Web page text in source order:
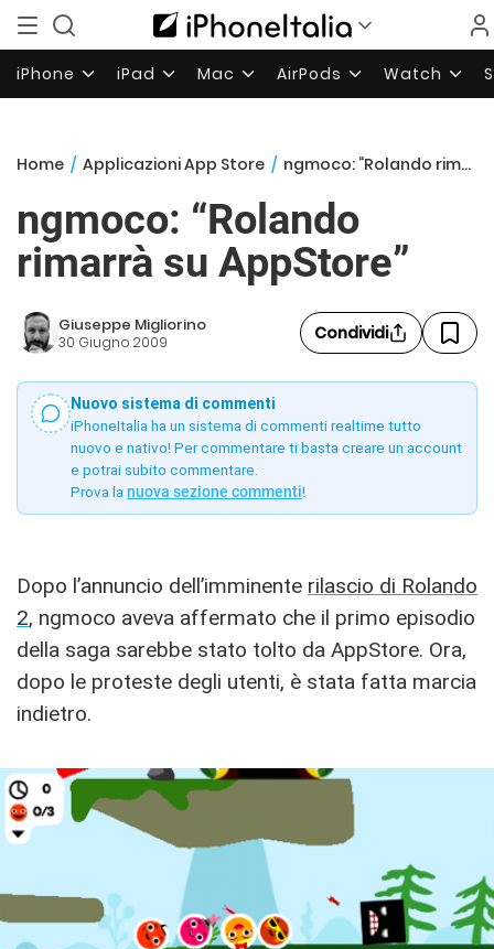
iPhone iPad Mac AirPods Watch
Home / Applicazioni App Store / ngmoco: “Rolando rimarrà su AppStore”
ngmoco: “Rolando
rimarrà su AppStore”
Giuseppe Migliorino
30 Giugno 2009 Condividi
Nuovo sistema di commenti
iPhoneItalia ha un sistema di commenti realtime tutto
nuovo e nativo! Per commentare ti basta creare un account
e potrai subito commentare.
Prova la nuova sezione commenti!
Dopo l’annuncio dell’imminente rilascio di Rolando
2, ngmoco aveva affermato che il primo episodio
della saga sarebbe stato tolto da AppStore. Ora,
dopo le proteste degli utenti, è stata fatta marcia
indietro.